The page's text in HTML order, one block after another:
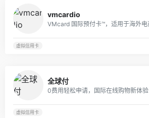
vmcardio
虚拟信用卡
全球付
0费用轻松申请，国际在线购物新体验
虚拟信用卡